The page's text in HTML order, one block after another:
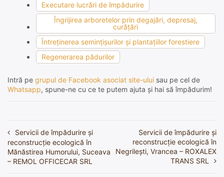
Executare lucrări de împădurire
Îngrijirea arboretelor prin degajări, depresaj,
curăţări
Întreţinerea seminţişurilor şi plantaţiilor forestiere
Regenerarea pădurilor
Intră pe grupul de Facebook asociat site-ului sau pe cel de
Whatsapp, spune-ne cu ce te putem ajuta și hai să împădurim!
Navigare
în
articole
Servicii de împădurire și
reconstrucție ecologică în
Mănăstirea Humorului, Suceava
– REMOL OFFICECAR SRL
Servicii de împădurire și
reconstrucție ecologică în
Negrilești, Vrancea – ROXALEX
TRANS SRL